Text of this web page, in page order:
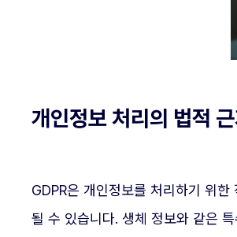
개인정보 처리의 법적 근
GDPR은 개인정보를 처리하기 위
될 수 있습니다. 생체 정보와 같은